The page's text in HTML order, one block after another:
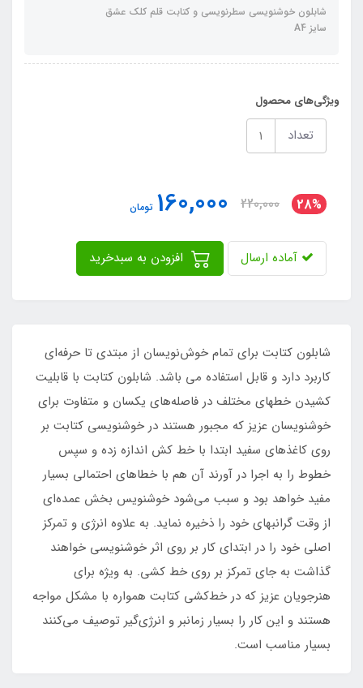
شابلون خوشنویسی سطرنویسی و کتابت قلم کلک عشق
سایز A4
ویژگی‌های محصول
تعداد
28%
220,000
160,000 تومان
آماده ارسال
شابلون کتابت برای تمام خوش‌نویسان از مبتدی تا حرفه‌ای
کاربرد دارد و قابل استفاده می باشد. شابلون کتابت با قابلیت
کشیدن خطهای مختلف در فاصله‌های یکسان و متفاوت برای
خوشنویسان عزیز که مجبور هستند در خوشنویسی کتابت بر
روی کاغذهای سفید ابتدا با خط کش اندازه زده و سپس
خطوط را به اجرا در آورند آن هم با خطاهای احتمالی بسیار
مفید خواهد بود و سبب می‌شود خوشنویس بخش عمده‌ای
از وقت گرانبهای خود را ذخیره نماید. به علاوه انرژی و تمرکز
اصلی خود را در ابتدای کار بر روی اثر خوشنویسی خواهند
گذاشت به جای تمرکز بر روی خط کشی. به ویژه برای
هنرجویان عزیز که در خط‌کشی کتابت همواره با مشکل مواجه
هستند و این کار را بسیار زمانبر و انرژی‌گیر توصیف می‌کنند
بسیار مناسب است.